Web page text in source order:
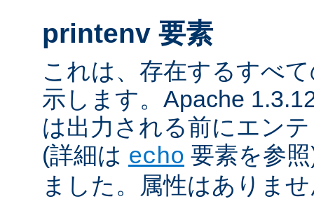
printenv 要素
これは、存在するすべ
示します。Apache
は出力される前にエン
(詳細は echo 要素を参
ました。属性はありま